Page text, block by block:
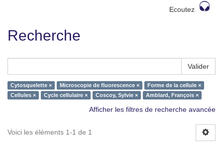
Ecoutez
Recherche
Valider
Cytosquelette × Microscopie de fluorescence ×
Forme de la cellule ×
Cellules ×
Cycle cellulaire × Coscoy, Sylvie × Amblard, François ×
Afficher les filtres de recherche avancée
Voici les éléments 1-1 de 1